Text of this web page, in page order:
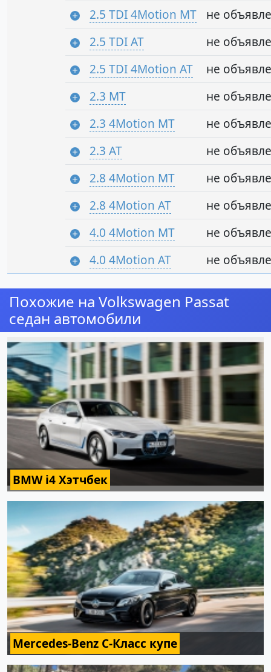
2.5 TDI 4Motion MT
не
2.5 TDI AT
не
2.5 TDI 4Motion AT
не
2.3 MT
не
2.3 4Motion MT
не
2.3 AT
не
2.8 4Motion MT
не
2.8 4Motion AT
не
4.0 4Motion MT
не
4.0 4Motion AT
не
Похожие на Volkswagen Passat
седан автомобили
BMW i4 Хэтчбек
Mercedes-Benz C-Класс купе